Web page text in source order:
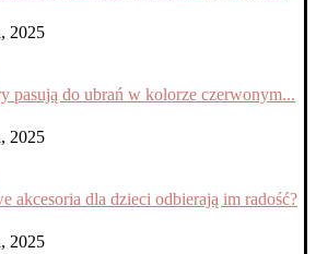
2025
pasują do ubrań w kolorze czerwonym...
2025
akcesoria dla dzieci odbierają im radość?
2025